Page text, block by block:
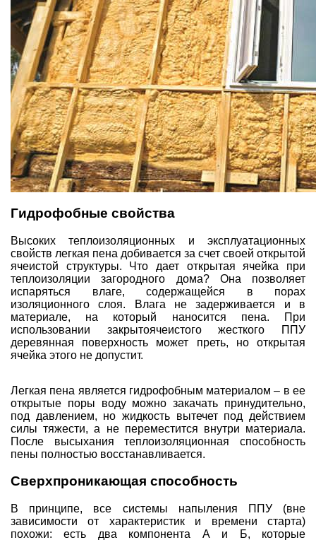
Гидрофобные свойства
Высоких теплоизоляционных и эксплуатационных
свойств легкая пена добивается за счет своей открытой
ячеистой структуры. Что дает открытая ячейка при
теплоизоляции загородного дома? Она позволяет
испаряться влаге, содержащейся в порах
изоляционного слоя. Влага не задерживается и в
материале, на который наносится пена. При
использовании закрытоячеистого жесткого ППУ
деревянная поверхность может преть, но открытая
ячейка этого не допустит.
Легкая пена является гидрофобным материалом – в ее
открытые поры воду можно закачать принудительно,
под давлением, но жидкость вытечет под действием
силы тяжести, а не переместится внутри материала.
После высыхания теплоизоляционная способность
пены полностью восстанавливается.
Сверхпроникающая способность
В принципе, все системы напыления ППУ (вне
зависимости от характеристик и времени старта)
похожи: есть два компонента А и Б, которые